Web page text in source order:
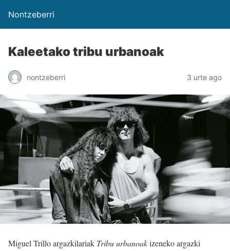
Nontzeberri
Kaleetako tribu urbanoak
nontzeberri 3 urte ago
Miguel Trillo argazkilariak Tribu urbanoakizeneko argazki